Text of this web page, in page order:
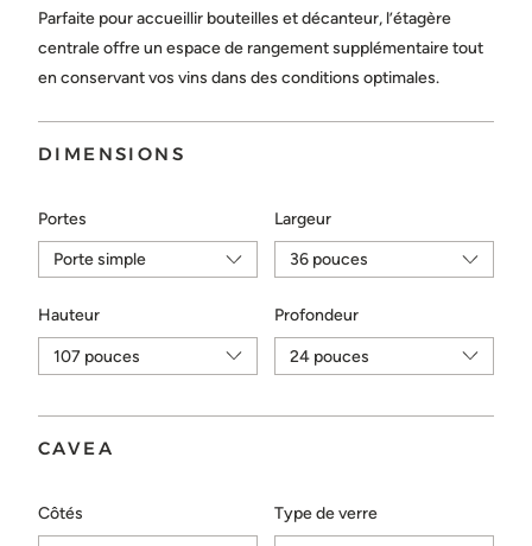
Parfaite pour accueillir bouteilles et décanteur, l’étagère
centrale offre un espace de rangement supplémentaire tout
en conservant vos vins dans des conditions optimales.
DIMENSIONS
Portes Largeur
Hauteur Profondeur
CAVEA
Côtés Type de verre
Choisir...
ENVOYER